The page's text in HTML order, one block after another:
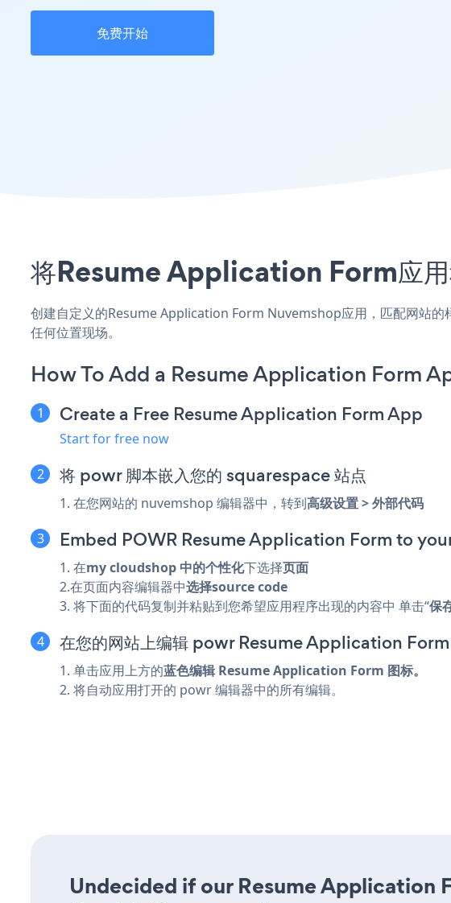
免费开始
将Resume Application Form应用
创建自定义的Resume Application Form Nuvemshop应用，匹配网站
任何位置现场。
How To Add a Resume Application Form
Create a Free Resume Application Form App
Start for free now
将 powr 脚本嵌入您的 squarespace 站点
1. 在您网站的 nuvemshop 编辑器中，转到高级设置 > 外部代码
Embed POWR Resume Application Form to
1. 在my cloudshop 中的个性化下选择页面
2.在页面内容编辑器中选择source code
3. 将下面的代码复制并粘贴到您希望应用程序出现的内容中 单击“保
在您的网站上编辑 powr Resume Application Form
1. 单击应用上方的蓝色编辑 Resume Application Form 图标。
2. 将自动应用打开的 powr 编辑器中的所有编辑。
Undecided if our Resume Application